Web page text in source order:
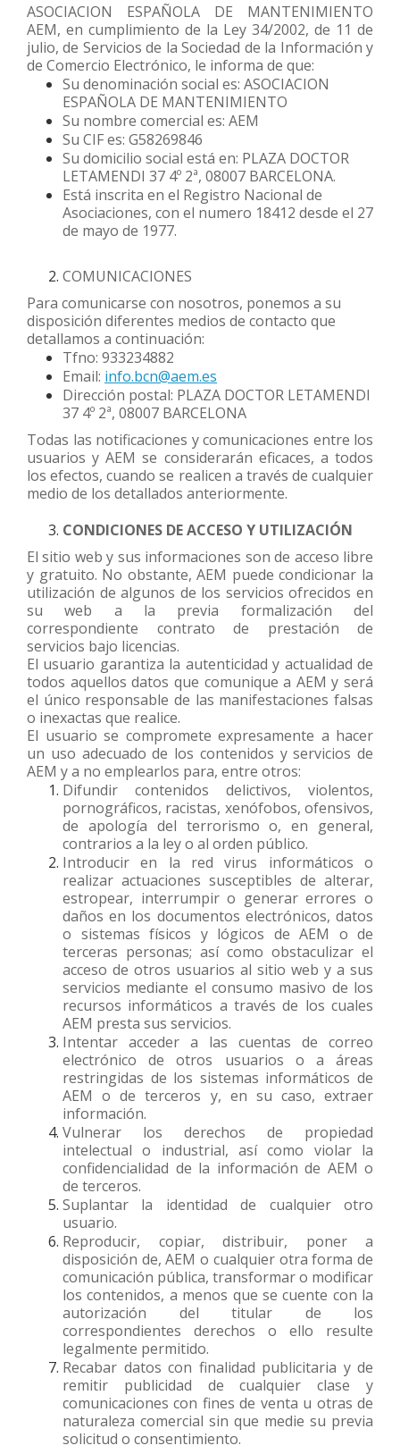
ASOCIACION ESPAÑOLA DE MANTENIMIENTO
AEM, en cumplimiento de la Ley 34/2002, de 11 de
julio, de Servicios de la Sociedad de la Información y
de Comercio Electrónico, le informa de que:
Su denominación social es: ASOCIACION
ESPAÑOLA DE MANTENIMIENTO
Su nombre comercial es: AEM
Su CIF es: G58269846
Su domicilio social está en: PLAZA DOCTOR
LETAMENDI 37 4º 2ª, 08007 BARCELONA.
Está inscrita en el Registro Nacional de
Asociaciones, con el numero 18412 desde el 27
de mayo de 1977.
COMUNICACIONES
Para comunicarse con nosotros, ponemos a su
disposición diferentes medios de contacto que
detallamos a continuación:
Tfno: 933234882
Email: info.bcn@aem.es
Dirección postal: PLAZA DOCTOR LETAMENDI
37 4º 2ª, 08007 BARCELONA
Todas las notificaciones y comunicaciones entre los
usuarios y AEM se considerarán eficaces, a todos
los efectos, cuando se realicen a través de cualquier
medio de los detallados anteriormente.
CONDICIONES DE ACCESO Y UTILIZACIÓN
El sitio web y sus informaciones son de acceso libre
y gratuito. No obstante, AEM puede condicionar la
utilización de algunos de los servicios ofrecidos en
su web a la previa formalización del
correspondiente contrato de prestación de
servicios bajo licencias.
El usuario garantiza la autenticidad y actualidad de
todos aquellos datos que comunique a AEM y será
el único responsable de las manifestaciones falsas
o inexactas que realice.
El usuario se compromete expresamente a hacer
un uso adecuado de los contenidos y servicios de
AEM y a no emplearlos para, entre otros:
Difundir contenidos delictivos, violentos,
pornográficos, racistas, xenófobos, ofensivos,
de apología del terrorismo o, en general,
contrarios a la ley o al orden público.
Introducir en la red virus informáticos o
realizar actuaciones susceptibles de alterar,
estropear, interrumpir o generar errores o
daños en los documentos electrónicos, datos
o sistemas físicos y lógicos de AEM o de
terceras personas; así como obstaculizar el
acceso de otros usuarios al sitio web y a sus
servicios mediante el consumo masivo de los
recursos informáticos a través de los cuales
AEM presta sus servicios.
Intentar acceder a las cuentas de correo
electrónico de otros usuarios o a áreas
restringidas de los sistemas informáticos de
AEM o de terceros y, en su caso, extraer
información.
Vulnerar los derechos de propiedad
intelectual o industrial, así como violar la
confidencialidad de la información de AEM o
de terceros.
Suplantar la identidad de cualquier otro
usuario.
Reproducir, copiar, distribuir, poner a
disposición de, AEM o cualquier otra forma de
comunicación pública, transformar o modificar
los contenidos, a menos que se cuente con la
autorización del titular de los
correspondientes derechos o ello resulte
legalmente permitido.
Recabar datos con finalidad publicitaria y de
remitir publicidad de cualquier clase y
comunicaciones con fines de venta u otras de
naturaleza comercial sin que medie su previa
solicitud o consentimiento.